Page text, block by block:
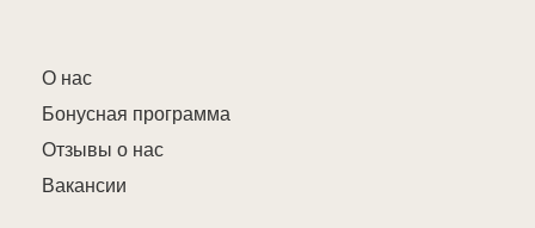
О нас
Бонусная программа
Отзывы о нас
Вакансии